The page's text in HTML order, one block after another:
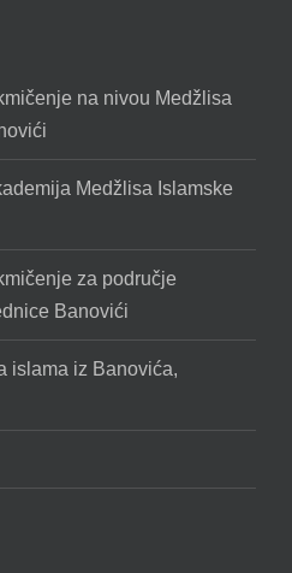
na nivou Medžlisa
Medžlisa Islamske
za područje
Banovići
islama iz Banovića,